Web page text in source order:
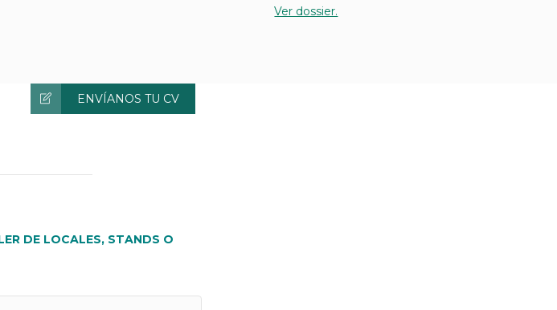
Ver dossier.
ENVÍANOS TU CV
DE LOCALES, STANDS O